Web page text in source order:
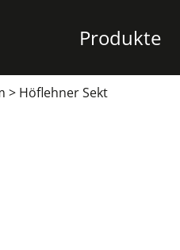
Produkte
> Höflehner Sekt